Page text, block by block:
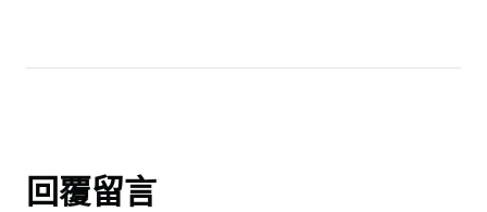
回覆留言